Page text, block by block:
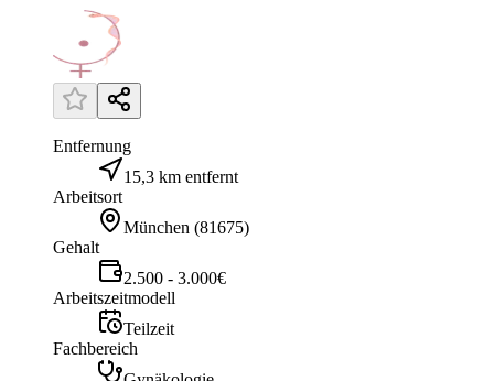
Entfernung
15,3 km entfernt
Arbeitsort
München (81675)
Gehalt
2.500 - 3.000€
Arbeitszeitmodell
Teilzeit
Fachbereich